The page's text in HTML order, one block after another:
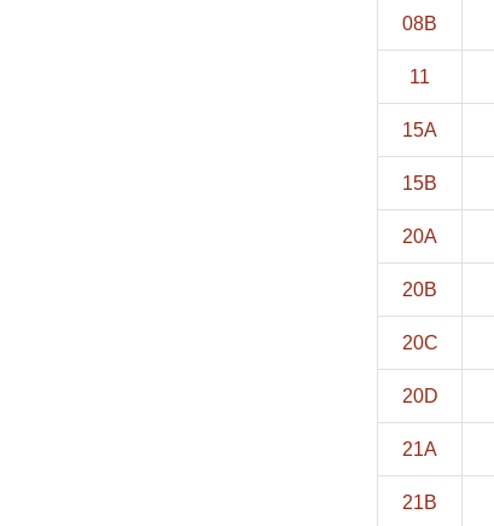
08B
11
15A
15B
20A
20B
20C
20D
21A
21B